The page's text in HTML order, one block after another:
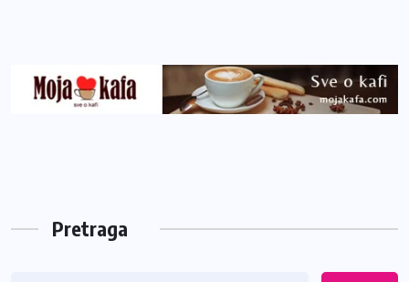
Pretraga